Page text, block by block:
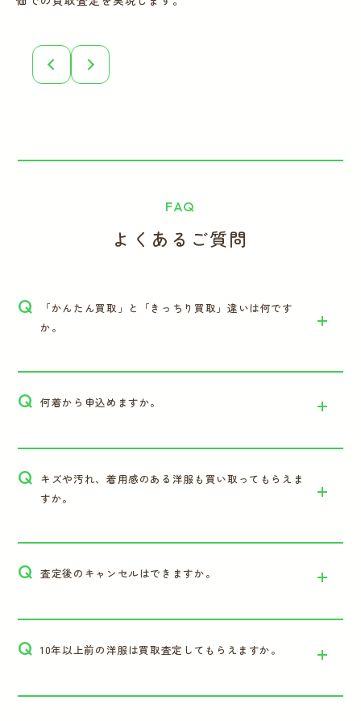
FAQ
よくあるご質問
Q
「かんたん買取」と「きっちり買取」違いは何です
か。
Q 何着から申込めますか。
Q キズや汚れ、着用感のある洋服も買い取ってもらえま
すか。
Q 査定後のキャンセルはできますか。
Q 10年以上前の洋服は買取査定してもらえますか。